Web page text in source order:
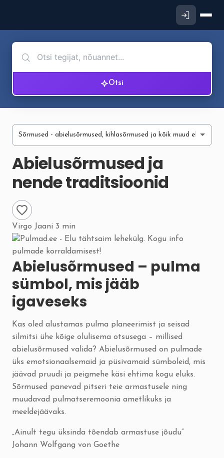
Otsi
Abielusõrmused ja
nende traditsioonid
Virgo Jaani 3 min
Abielusõrmused – pulma
sümbol, mis jääb
igaveseks
Kas oled alustamas pulma planeerimist ja seisad
silmitsi ühe kõige olulisema otsusega – millised
abielusõrmused valida? Abielusõrmused on pulmade
üks emotsionaalsemaid ja püsivamaid sümboleid, mis
jäävad pruudi ja peigmehe käsi ehtima kogu eluks.
Sõrmused panevad pitseri teie armastusele ning
muudavad pulmatseremoonia ametlikuks ja
meeldejäävaks.
„Ainult tegu üksinda tõendab armastuse jõudu“
Johann Wolfgang von Goethe